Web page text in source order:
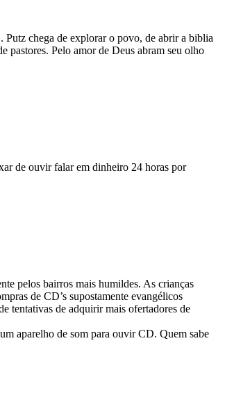
Putz chega de explorar o povo, de abrir a biblia
pastores. Pelo amor de Deus abram seu olho
de ouvir falar em dinheiro 24 horas por
pelos bairros mais humildes. As crianças
de CD’s supostamente evangélicos
tentativas de adquirir mais ofertadores de
aparelho de som para ouvir CD. Quem sabe